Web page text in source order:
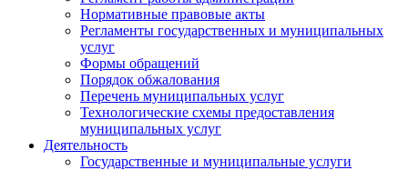
Нормативные правовые акты
Регламенты государственных и муниципальных
услуг
Формы обращений
Порядок обжалования
Перечень муниципальных услуг
Технологические схемы предоставления
муниципальных услуг
Деятельность
Государственные и муниципальные услуги